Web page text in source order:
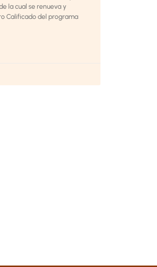
la cual se renueva y
Calificado del programa